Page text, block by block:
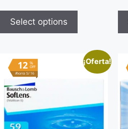
Select options
¡Oferta!
%
OFF
12
Ahorra S/ 16